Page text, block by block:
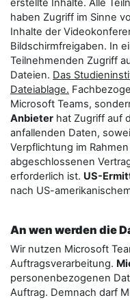
erstellte Inhalte. Alle
haben Zugriff im Sinne
Inhalte der
Bildschirmfreigaben. In
Teilnehmenden Zugriff
Dateien. Das
Dateiablage.
Microsoft Teams,
Anbieter hat Zugriff auf
anfallenden Daten,
Verpflichtung im
abgeschlossenen
erforderlich ist. US-
nach US-
An wen werden die
Wir nutzen Microsoft
Auftragsverarbeitung.
personenbezogenen
Auftrag. Demnach darf